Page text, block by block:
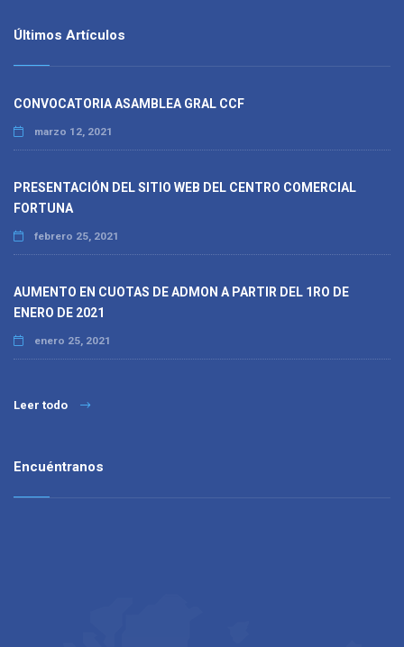
Últimos Artículos
CONVOCATORIA ASAMBLEA GRAL CCF
marzo 12, 2021
PRESENTACIÓN DEL SITIO WEB DEL CENTRO COMERCIAL
FORTUNA
febrero 25, 2021
AUMENTO EN CUOTAS DE ADMON A PARTIR DEL 1RO DE
ENERO DE 2021
enero 25, 2021
Leer todo
Encuéntranos